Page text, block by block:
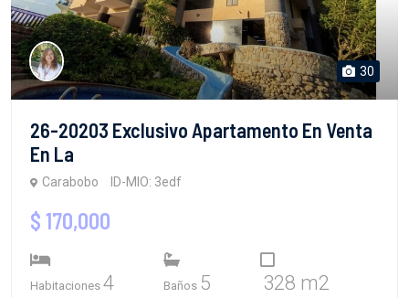
30
26-20203 Exclusivo Apartamento En Venta
En La
Carabobo ID-MIO: 3edf
$ 170,000
Habitaciones 4 Baños 5 328 m2